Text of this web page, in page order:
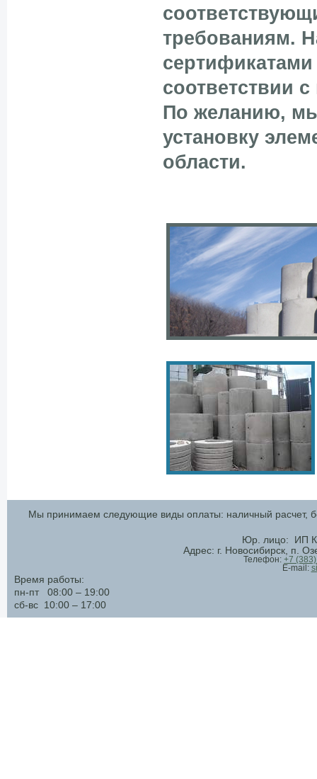
требованиям.
сертификатами
соответствии
По желанию,
установку
области.
Мы принимаем следующие виды оплаты: наличный расчет,
Юр. лицо: ИП
Адрес: г. Новосибирск, п.
Телефон: +7
E-mail:
Время работы:
пн-пт 08:00 – 19:00
сб-вс 10:00 – 17:00